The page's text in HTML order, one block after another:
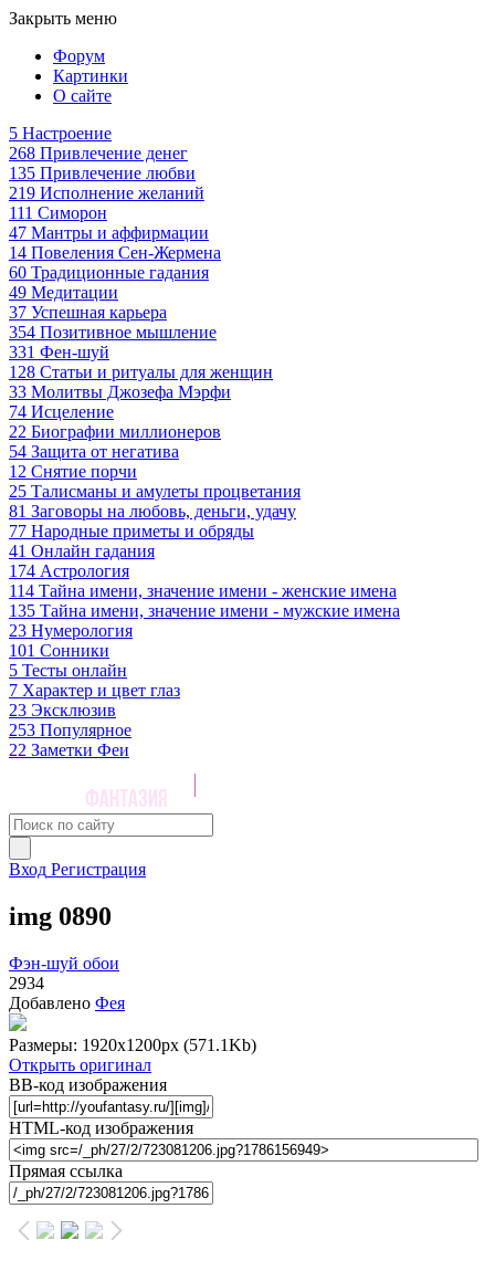
Закрыть меню
Форум
Картинки
О сайте
5 Настроение
268 Привлечение денег
135 Привлечение любви
219 Исполнение желаний
111 Симорон
47 Мантры и аффирмации
14 Повеления Сен-Жермена
60 Традиционные гадания
49 Медитации
37 Успешная карьера
354 Позитивное мышление
331 Фен-шуй
128 Статьи и ритуалы для женщин
33 Молитвы Джозефа Мэрфи
74 Исцеление
22 Биографии миллионеров
54 Защита от негатива
12 Снятие порчи
25 Талисманы и амулеты процветания
81 Заговоры на любовь, деньги, удачу
77 Народные приметы и обряды
41 Онлайн гадания
174 Астрология
114 Тайна имени, значение имени - женские имена
135 Тайна имени, значение имени - мужские имена
23 Нумерология
101 Сонники
5 Тесты онлайн
7 Характер и цвет глаз
23 Эксклюзив
253 Популярное
22 Заметки Феи
Вход Регистрация
img 0890
Фэн-шуй обои
2934
Добавлено Фея
Размеры: 1920x1200px (571.1Kb)
Открыть оригинал
BB-код изображения
HTML-код изображения
Прямая ссылка